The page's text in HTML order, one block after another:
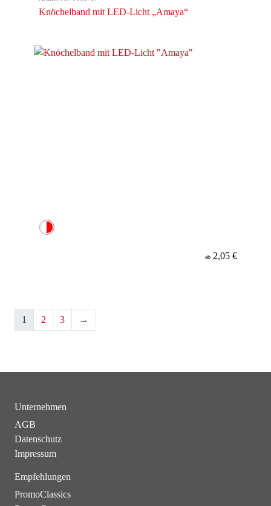
Knöchelband mit LED-Licht „Amaya“
ab 2,05 €
1 2 3 →
Unternehmen
AGB
Datenschutz
Impressum
Empfehlungen
PromoClassics